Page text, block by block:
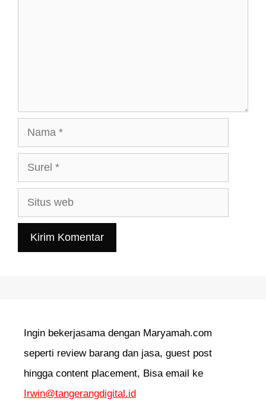
Nama
Surel
Situs
web
Ingin bekerjasama dengan Maryamah.com
seperti review barang dan jasa, guest post
hingga content placement, Bisa email ke
Irwin@tangerangdigital.id